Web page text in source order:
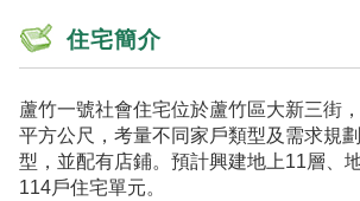
住宅簡介
蘆竹一號社會住宅位於蘆竹區大新三街
平方公尺，考量不同家戶類型及需求規
型，並配有店鋪。預計興建地上11層、
114戶住宅單元。